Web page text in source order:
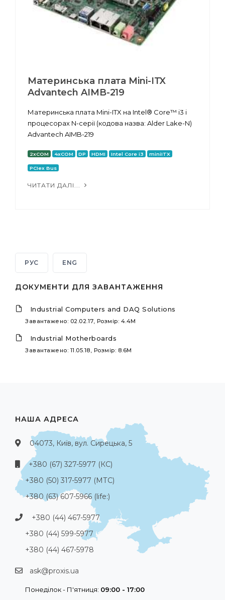
Материнська плата Mini-ITX
Advantech AIMB-219
Материнська плата Mini-ITX на Intel® Core™ i3 і
процесорах N-серії (кодова назва: Alder Lake-N)
Advantech AIMB-219
2xCOM 4xCOM DP HDMI Intel Core i3 miniITX
PCIex Bus
ЧИТАТИ ДАЛІ...
РУС ENG
ДОКУМЕНТИ ДЛЯ ЗАВАНТАЖЕННЯ
Industrial Computers and DAQ Solutions
Завантажено: 02.02.17, Розмір: 4.4M
Industrial Motherboards
Завантажено: 11.05.18, Розмір: 8.6M
НАША АДРЕСА
04073, Київ, вул. Сирецька, 5
+380 (67) 327-5977 (КС)
+380 (50) 317-5977 (МТС)
+380 (63) 607-5966 (life:)
+380 (44) 467-5977
+380 (44) 599-5977
+380 (44) 467-5978
ask@proxis.ua
Понеділок - П'ятниця: 09:00 - 17:00